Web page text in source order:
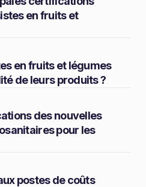
en fruits et
en fruits et légumes
de leurs produits ?
des nouvelles
pour les
postes de coûts